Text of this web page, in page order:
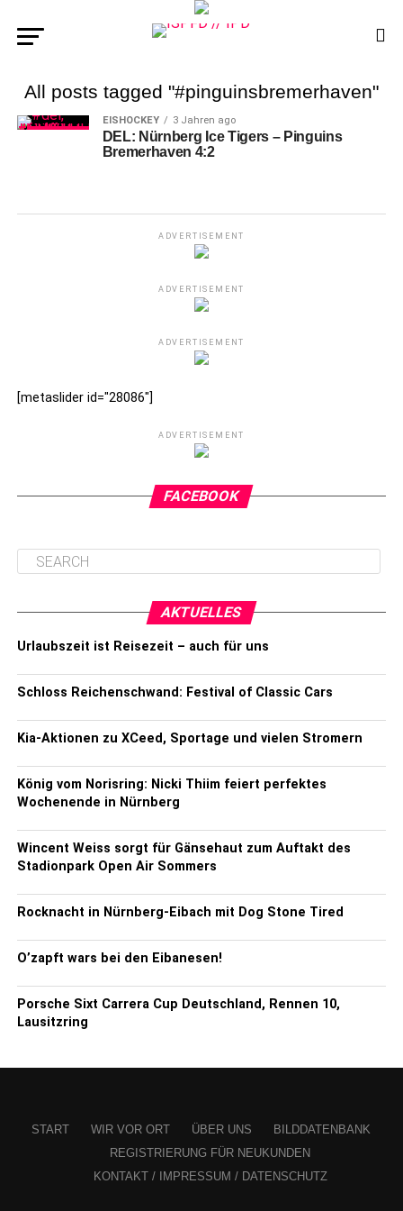
All posts tagged "#pinguinsbremerhaven"
EISHOCKEY 3 Jahren ago
DEL: Nürnberg Ice Tigers – Pinguins
Bremerhaven 4:2
ADVERTISEMENT
ADVERTISEMENT
ADVERTISEMENT
[metaslider id="28086"]
ADVERTISEMENT
FACEBOOK
AKTUELLES
Urlaubszeit ist Reisezeit – auch für uns
Schloss Reichenschwand: Festival of Classic Cars
Kia-Aktionen zu XCeed, Sportage und vielen Stromern
König vom Norisring: Nicki Thiim feiert perfektes
Wochenende in Nürnberg
Wincent Weiss sorgt für Gänsehaut zum Auftakt des
Stadionpark Open Air Sommers
Rocknacht in Nürnberg-Eibach mit Dog Stone Tired
O’zapft wars bei den Eibanesen!
Porsche Sixt Carrera Cup Deutschland, Rennen 10,
Lausitzring
START WIR VOR ORT ÜBER UNS
BILDDATENBANK
REGISTRIERUNG FÜR NEUKUNDEN
KONTAKT / IMPRESSUM / DATENSCHUTZ